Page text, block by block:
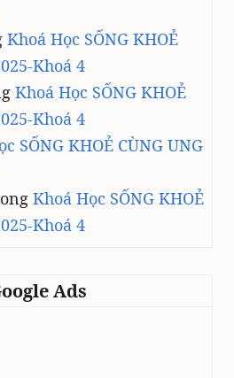
Khoá Học SỐNG KHOẺ
Khoá 4
Khoá Học SỐNG KHOẺ
Khoá 4
SỐNG KHOẺ CÙNG UNG
Khoá Học SỐNG KHOẺ
Khoá 4
Ads